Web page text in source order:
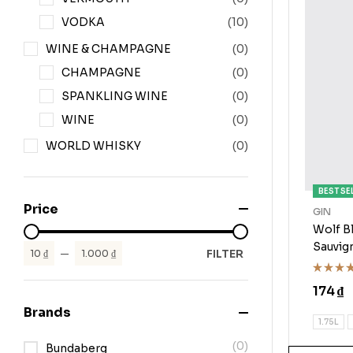
BEST
Wolf
Rated
3.75
5
GIN
174₫
1.75L
VODKA
(10)
WINE & CHAMPAGNE
(0)
CHAMPAGNE
(0)
SPANKLING WINE
(0)
WINE
(0)
WORLD WHISKY
(0)
Price
FILTER
10 ₫ — 1.000 ₫
Brands
Bundaberg (0)